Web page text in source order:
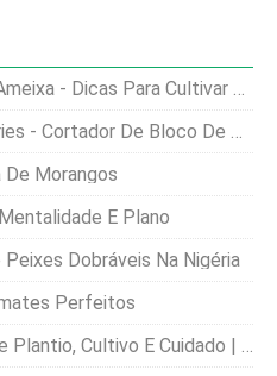
Para Cultivar Tomates De Ameixa
De Bloco De Silagem Jacaré
Morangos
E Plano
Dobráveis ​​na Nigéria
Perfeitos
E Cuidado | [Sua Marca/nome Do Site]